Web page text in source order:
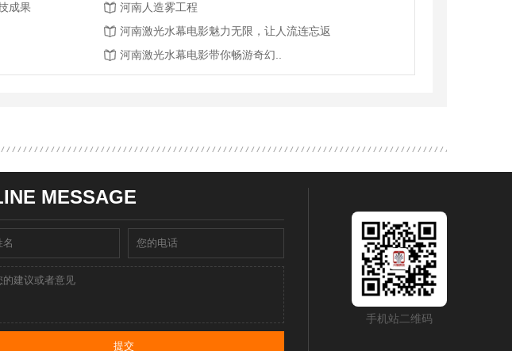
成果
河南人造雾工程
河南激光水幕电影魅力无限，让人流连忘返
河南激光水幕电影带你畅游奇幻..
MESSAGE
提交
手机站二维码